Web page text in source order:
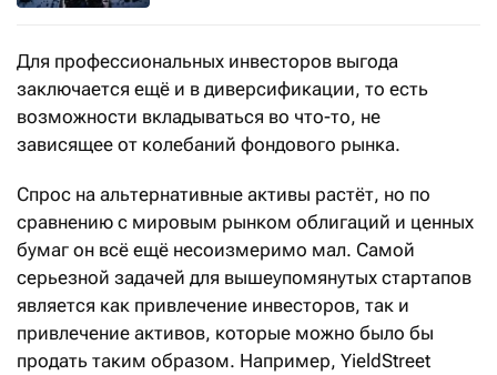
Для профессиональных инвесторов выгода
заключается ещё и в диверсификации, то есть
возможности вкладываться во что-то, не
зависящее от колебаний фондового рынка.
Спрос на альтернативные активы растёт, но по
сравнению с мировым рынком облигаций и ценных
бумаг он всё ещё несоизмеримо мал. Самой
серьезной задачей для вышеупомянутых стартапов
является как привлечение инвесторов, так и
привлечение активов, которые можно было бы
продать таким образом. Например, YieldStreet